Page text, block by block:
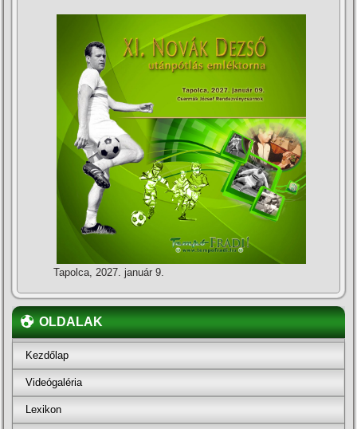
Tapolca, 2027. január 9.
OLDALAK
Kezdőlap
Videógaléria
Lexikon